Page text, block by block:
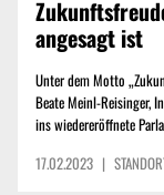
angesagt ist
Unter dem Motto
Beate Meinl-Reisinger,
ins wiedereröffnete
17.02.2023 |